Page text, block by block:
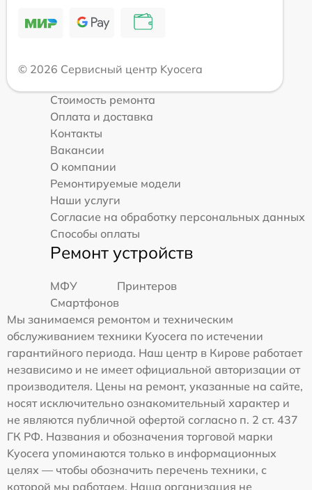
© 2026 Сервисный центр Kyocera
Стоимость ремонта
Оплата и доставка
Контакты
Вакансии
О компании
Ремонтируемые модели
Наши услуги
Согласие на обработку персональных данных
Способы оплаты
Ремонт устройств
МФУ
Принтеров
Смартфонов
Мы занимаемся ремонтом и техническим
обслуживанием техники Kyocera по истечении
гарантийного периода. Наш центр в Кирове работает
независимо и не имеет официальной авторизации от
производителя. Цены на ремонт, указанные на сайте,
носят исключительно ознакомительный характер и
не являются публичной офертой согласно п. 2 ст. 437
ГК РФ. Названия и обозначения торговой марки
Kyocera упоминаются только в информационных
целях — чтобы обозначить перечень техники, с
которой мы работаем. Наша организация не